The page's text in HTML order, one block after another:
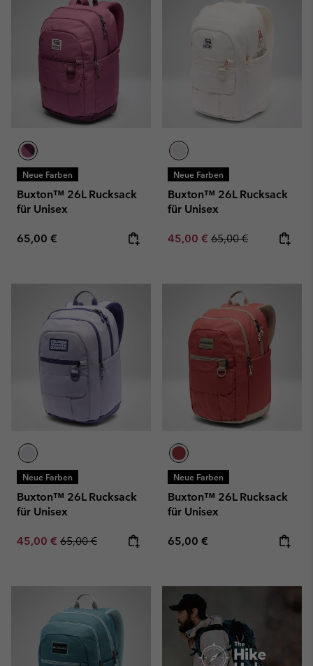
Neue Farben
Buxton™ 26L Rucksack
für Unisex
Regular price:
65,00 €
Neue Farben
Buxton™ 26L Rucksack
für Unisex
Sale price:
45,00 € Regular price:
65,00 €
Neue Farben
Buxton™ 26L Rucksack
für Unisex
Sale price:
45,00 € Regular price:
65,00 €
Neue Farben
Buxton™ 26L Rucksack
für Unisex
Regular price:
65,00 €